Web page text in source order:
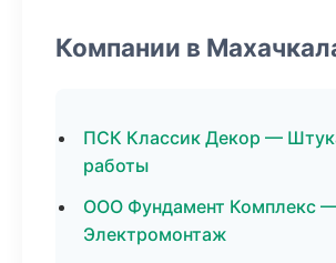
Компании в
ПСК Классик Декор —
работы
ООО Фундамент Комплекс
Электромонтаж